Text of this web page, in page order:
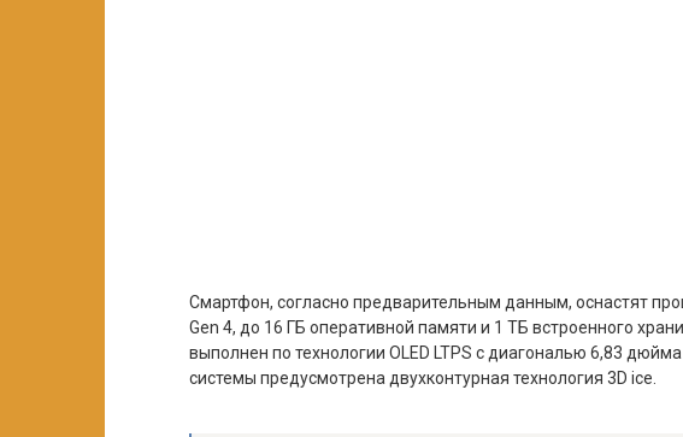
Смартфон, согласно предварительным данным, оснастят
Gen 4, до 16 ГБ оперативной памяти и 1 ТБ встроенного
выполнен по технологии OLED LTPS с диагональю 6,83
системы предусмотрена двухконтурная технология 3D ice.